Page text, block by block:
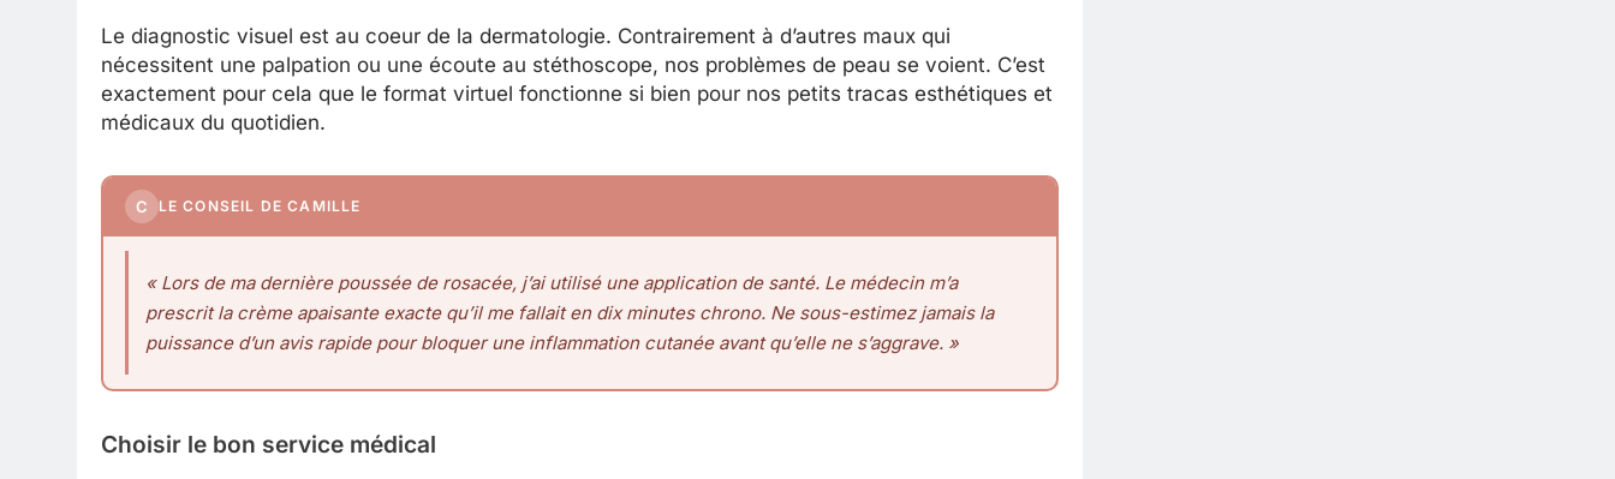
Le diagnostic visuel est au coeur de la dermatologie. Contrairement à d’autres maux qui
nécessitent une palpation ou une écoute au stéthoscope, nos problèmes de peau se voient. C’est
exactement pour cela que le format virtuel fonctionne si bien pour nos petits tracas esthétiques et
médicaux du quotidien.
C LE CONSEIL DE CAMILLE
« Lors de ma dernière poussée de rosacée, j’ai utilisé une application de santé. Le médecin m’a
prescrit la crème apaisante exacte qu’il me fallait en dix minutes chrono. Ne sous-estimez jamais la
puissance d’un avis rapide pour bloquer une inflammation cutanée avant qu’elle ne s’aggrave. »
Choisir le bon service médical